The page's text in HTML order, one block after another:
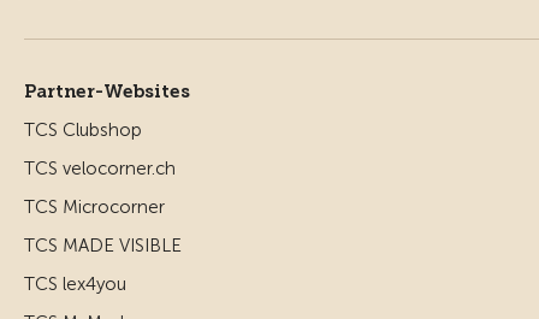
Partner-Websites
TCS Clubshop
TCS velocorner.ch
TCS Microcorner
TCS MADE VISIBLE
TCS lex4you